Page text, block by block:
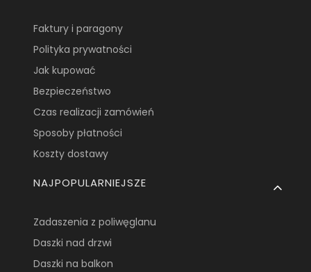
Faktury i paragony
Polityka prywatności
Jak kupować
Bezpieczeństwo
Czas realizacji zamówień
Sposoby płatności
Koszty dostawy
NAJPOPULARNIEJSZE
Zadaszenia z poliwęglanu
Daszki nad drzwi
Daszki na balkon